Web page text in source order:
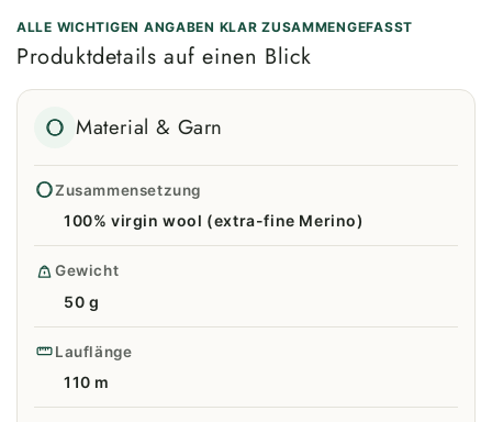
ALLE WICHTIGEN ANGABEN KLAR ZUSAMMENGEFASST
Produktdetails auf einen Blick
Material & Garn
Zusammensetzung
100% virgin wool (extra-fine Merino)
Gewicht
50 g
Lauflänge
110 m